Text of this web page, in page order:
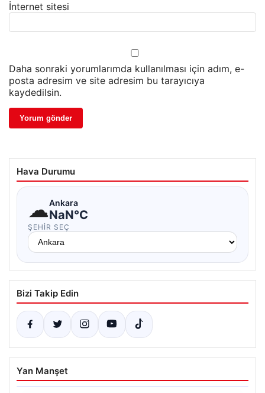
İnternet sitesi
Daha sonraki yorumlarımda kullanılması için adım, e-
posta adresim ve site adresim bu tarayıcıya
kaydedilsin.
Hava Durumu
☁Ankara
NaN°C
ŞEHIR SEÇ
Bizi Takip Edin
Yan Manşet